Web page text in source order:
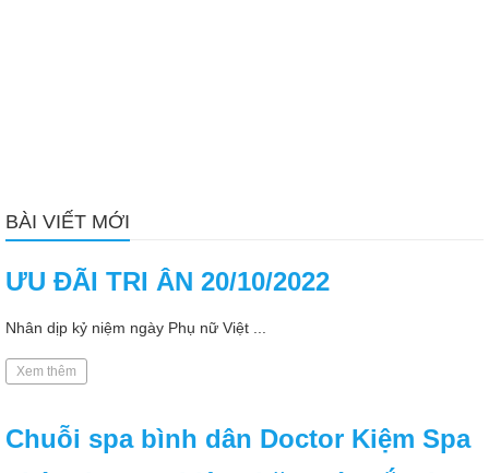
BÀI VIẾT MỚI
ƯU ĐÃI TRI ÂN 20/10/2022
Nhân dịp kỷ niệm ngày Phụ nữ Việt ...
Xem thêm
Chuỗi spa bình dân Doctor Kiệm Spa